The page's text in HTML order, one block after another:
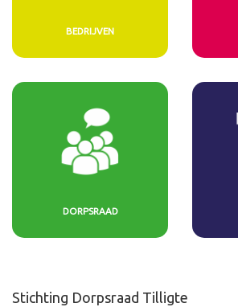
BEDRIJVEN
DORPSRAAD
Stichting Dorpsraad Tilligte